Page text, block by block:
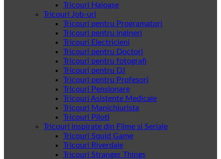
Tricouri Haioase
Tricouri Job-uri
Tricouri pentru Programatori
Tricouri pentru ingineri
Tricouri Electricieni
Tricouri pentru Doctori
Tricouri pentru fotografi
Tricouri pentru DJ
Tricouri pentru Profesori
Tricouri Pensionare
Tricouri Asistente Medicale
Tricouri Manichiurista
Tricouri Piloti
Tricouri inspirate din Filme si Seriale
Tricouri Squid Game
Tricouri Riverdale
Tricouri Stranger Things